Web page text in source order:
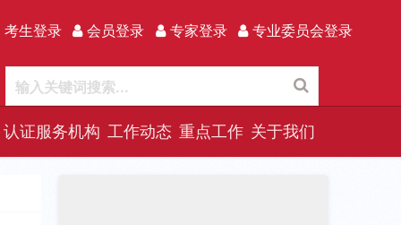
生登录 会员登录 专家登录 专业委员会登录
认证服务机构 工作动态 重点工作 关于我们